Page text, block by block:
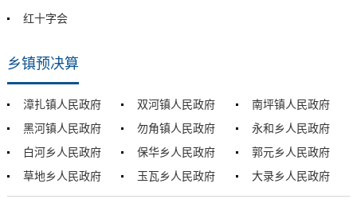
红十字会
乡镇预决算
漳扎镇人民政府 双河镇人民政府
南坪镇人民政府
黑河镇人民政府
勿角镇人民政府
永和乡人民政府
白河乡人民政府
保华乡人民政府
郭元乡人民政府
草地乡人民政府
玉瓦乡人民政府 大录乡人民政府